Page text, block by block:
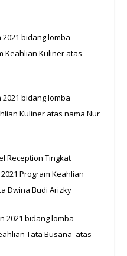
2021 bidang lomba
Keahlian Kuliner atas
2021 bidang lomba
Kuliner atas nama Nur
Reception Tingkat
Program Keahlian
Dwina Budi Arizky
2021 bidang lomba
Tata Busana atas